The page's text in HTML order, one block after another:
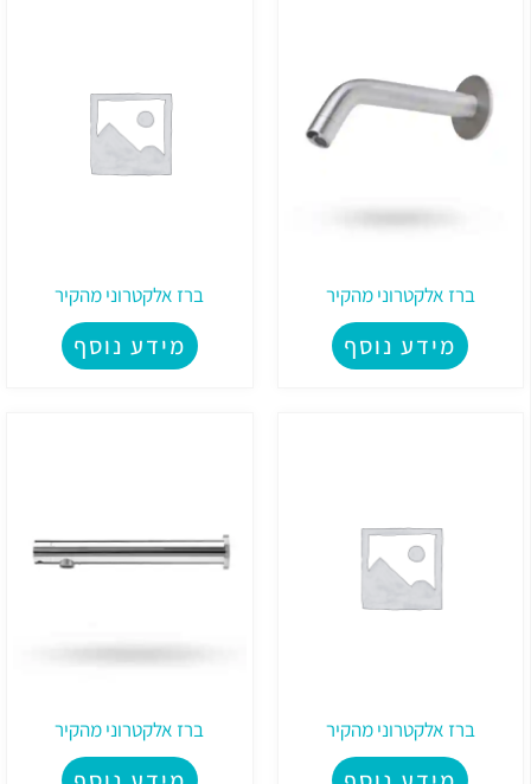
ברז אלקטרוני מהקיר
מידע נוסף
ברז אלקטרוני מהקיר
מידע נוסף
ברז אלקטרוני מהקיר ברז אלקטרוני מהקיר